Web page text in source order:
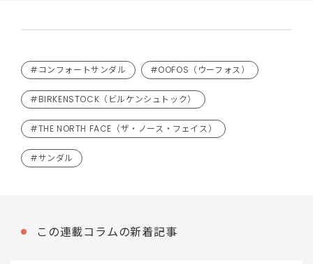
#コンフォートサンダル #OOFOS（ウーフォス）
#BIRKENSTOCK（ビルケンシュトック）
#THE NORTH FACE（ザ・ノース・フェイス）
#サンダル
この連載コラムの新着記事